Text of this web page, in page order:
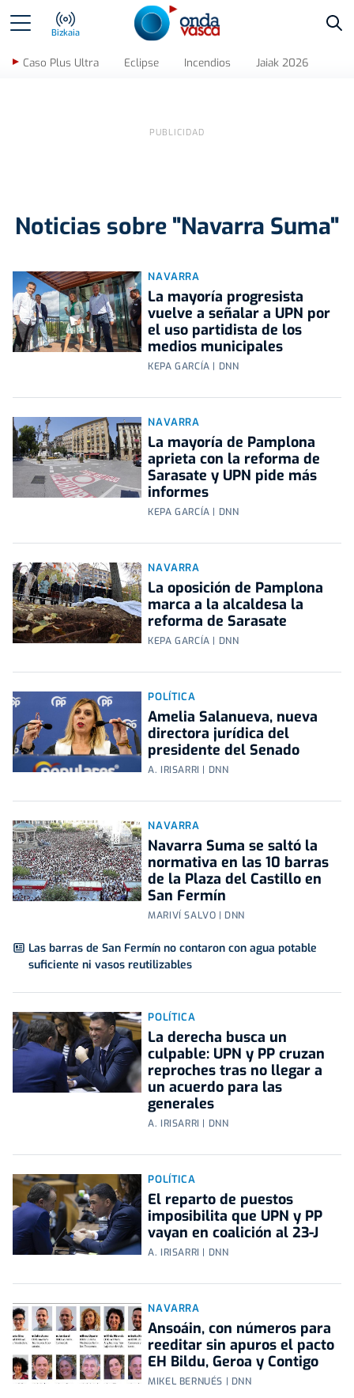
Bizkaia
Caso Plus Ultra Eclipse Incendios Jaiak 2026
Noticias sobre "Navarra Suma"
NAVARRA
La mayoría progresista
vuelve a señalar a UPN por
el uso partidista de los
medios municipales
KEPA GARCÍA | DNN
NAVARRA
La mayoría de Pamplona
aprieta con la reforma de
Sarasate y UPN pide más
informes
KEPA GARCÍA | DNN
NAVARRA
La oposición de Pamplona
marca a la alcaldesa la
reforma de Sarasate
KEPA GARCÍA | DNN
POLÍTICA
Amelia Salanueva, nueva
directora jurídica del
presidente del Senado
A. IRISARRI | DNN
NAVARRA
Navarra Suma se saltó la
normativa en las 10 barras
de la Plaza del Castillo en
San Fermín
MARIVÍ SALVO | DNN
Las barras de San Fermín no contaron con agua potable
suficiente ni vasos reutilizables
POLÍTICA
La derecha busca un
culpable: UPN y PP cruzan
reproches tras no llegar a
un acuerdo para las
generales
A. IRISARRI | DNN
POLÍTICA
El reparto de puestos
imposibilita que UPN y PP
vayan en coalición al 23-J
A. IRISARRI | DNN
NAVARRA
Ansoáin, con números para
reeditar sin apuros el pacto
EH Bildu, Geroa y Contigo
MIKEL BERNUÉS | DNN